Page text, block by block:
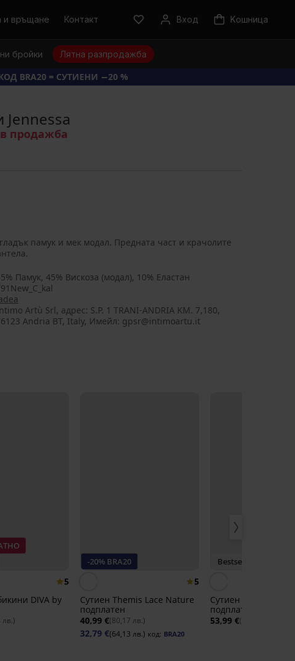
и връщане Контакт Вход Kошница
бройки Лятна разпродажба
BRA20 = СУТИЕНИ −20 %
Jennessa
продажба
памук и мек модал. Предната част и крачолите
Памук, 45% Вискоза (модал), 10% Еластан
Artù Srl, aдрес: S.P. 1 TRANI-ANDRIA KM. 7,180,
Andria BT, Italy, Имейл: gpsr@intimoartu.it
5
DIVA by
лв.)
-20% BRA20
5
Сутиен Themis Lace Nature
подплатен
40,99 €(80,17 лв.)
32,79 €(64,13 лв.) код: BRA20
Bestseller
Сутиен Push
подплатен
53,99 €(105,60 лв.)